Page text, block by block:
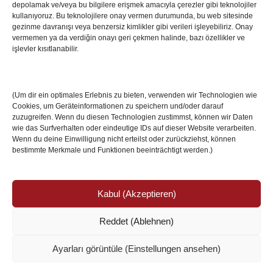
depolamak ve/veya bu bilgilere erişmek amacıyla çerezler gibi teknolojiler
kullanıyoruz. Bu teknolojilere onay vermen durumunda, bu web sitesinde
gezinme davranışı veya benzersiz kimlikler gibi verileri işleyebiliriz. Onay
vermemen ya da verdiğin onayı geri çekmen halinde, bazı özellikler ve
işlevler kısıtlanabilir.
(Um dir ein optimales Erlebnis zu bieten, verwenden wir Technologien wie
Cookies, um Geräteinformationen zu speichern und/oder darauf
zuzugreifen. Wenn du diesen Technologien zustimmst, können wir Daten
wie das Surfverhalten oder eindeutige IDs auf dieser Website verarbeiten.
Wenn du deine Einwilligung nicht erteilst oder zurückziehst, können
bestimmte Merkmale und Funktionen beeinträchtigt werden.)
Kabul (Akzeptieren)
Reddet (Ablehnen)
Ayarları görüntüle (Einstellungen ansehen)
İstanbul’da Avrupa Ligi Finali: Freiburg ve Aston
Villa Boğaz’da Tarih Yazmaya Hazırlanıyor
08 May 2026
17 Nis 2026
© Copyright 2024 /Impressum/Site sahibi